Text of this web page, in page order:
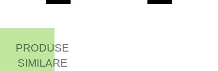
PRODUSE
SIMILARE